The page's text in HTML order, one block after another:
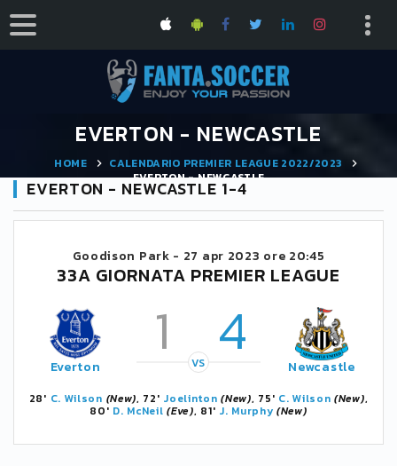
EVERTON - NEWCASTLE
HOME
CALENDARIO PREMIER LEAGUE 2022/2023
EVERTON - NEWCASTLE
EVERTON - NEWCASTLE 1-4
Goodison Park - 27 apr 2023 ore 20:45
33A GIORNATA PREMIER LEAGUE
Everton 1 4
VS Newcastle
28' C. Wilson (New), 72' Joelinton (New), 75' C. Wilson (New),
80' D. McNeil (Eve), 81' J. Murphy (New)